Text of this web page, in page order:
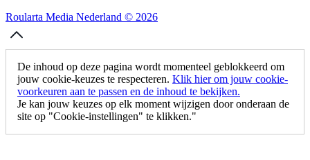
Roularta Media Nederland © 2026
De inhoud op deze pagina wordt momenteel geblokkeerd om
jouw cookie-keuzes te respecteren. Klik hier om jouw cookie-
voorkeuren aan te passen en de inhoud te bekijken.
Je kan jouw keuzes op elk moment wijzigen door onderaan de
site op "Cookie-instellingen" te klikken."